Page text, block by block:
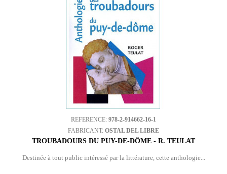
REFERENCE: 978-2-914662-16-1
FABRICANT: OSTAL DEL LIBRE
TROUBADOURS DU PUY-DE-DÔME - R. TEULAT
Destinée à tout public intéressé par la littérature, cette anthologie...